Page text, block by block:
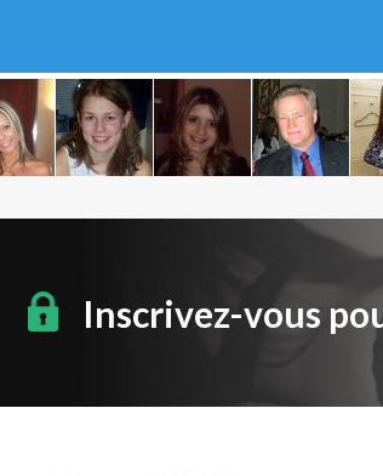
Inscrivez-vous